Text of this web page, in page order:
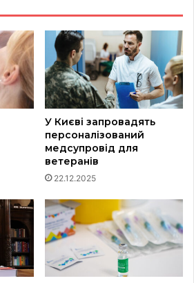
У Києві запровадять
персоналізований
медсупровід для
ветеранів
22.12.2025